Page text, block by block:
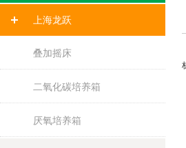
上海龙跃
叠加摇床
二氧化碳培养箱
厌氧培养箱